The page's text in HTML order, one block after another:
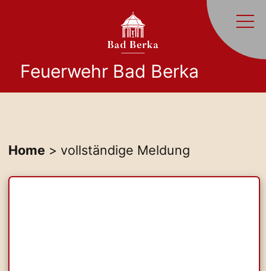
Feuerwehr Bad Berka
Home > vollständige Meldung